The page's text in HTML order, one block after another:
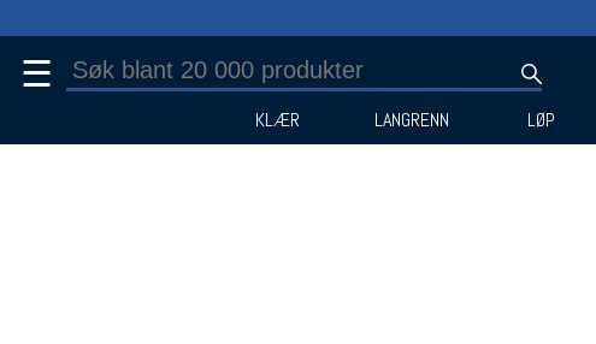
☰
KLÆR LANGRENN LØP